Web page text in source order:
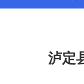
泸定